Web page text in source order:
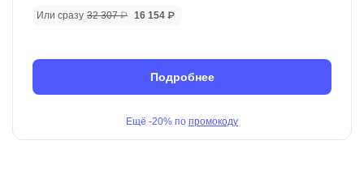
Или сразу 32 307 ₽ 16 154 ₽
Ещё -20% по промокоду
Подробнее